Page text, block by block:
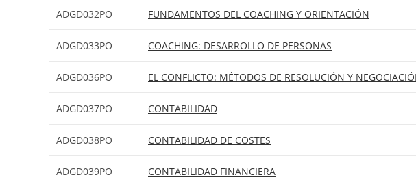
ADGD032PO FUNDAMENTOS DEL COACHING Y ORIENTACIÓN
ADGD033PO COACHING: DESARROLLO DE PERSONAS
ADGD036PO EL CONFLICTO: MÉTODOS DE RESOLUCIÓN Y
ADGD037PO CONTABILIDAD
ADGD038PO CONTABILIDAD DE COSTES
ADGD039PO CONTABILIDAD FINANCIERA